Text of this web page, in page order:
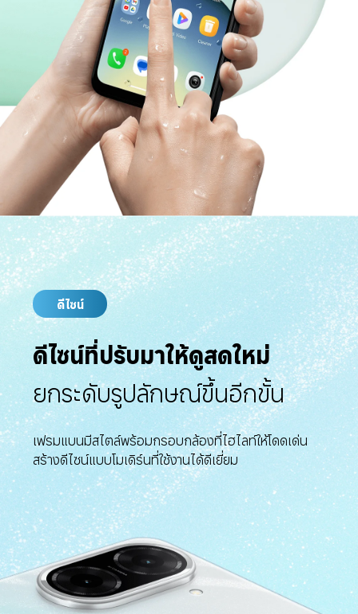
ดีไซน์
ดีไซน์ที่ปรับมาให้ดูสดใหม่
ยกระดับรูปลักษณ์ขึ้นอีกขั้น
เฟรมแบนมีสไตล์พร้อมกรอบกล้องที่ไฮไลท์ให้โดดเด่น
สร้างดีไซน์แบบโมเดิร์นที่ใช้งานได้ดีเยี่ยม